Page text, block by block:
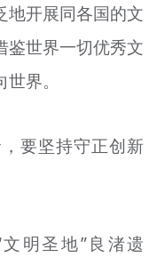
地开展同各国的文
鉴世界一切优秀文
界。
要坚持守正创新
明圣地”良渚遗